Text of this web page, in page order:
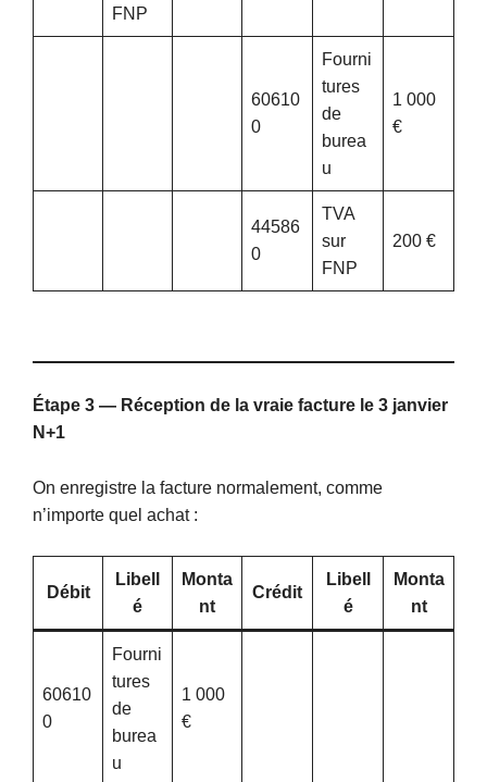
FNP
60610
0
Fourni
tures
de
burea
u
1 000
€
44586
0
TVA
sur
FNP
200 €
Étape 3 — Réception de la vraie facture le 3 janvier
N+1
On enregistre la facture normalement, comme
n’importe quel achat :
Débit
Libell
é
Monta
nt
Crédit
Libell
é
Monta
nt
60610
0
Fourni
tures
de
burea
u
1 000
€